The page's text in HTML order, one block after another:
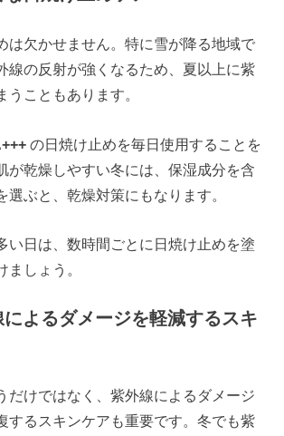
は欠かせません。特に雪が降る地域で
線の反射が強くなるため、夏以上に紫
うこともあります。
の日焼け止めを毎日使用することを
が乾燥しやすい冬には、保湿成分を含
選ぶと、乾燥対策にもなります。
い日は、数時間ごとに日焼け止めを塗
ましょう。
よるダメージを軽減するスキ
だけではなく、紫外線によるダメージ
するスキンケアも重要です。冬でも紫